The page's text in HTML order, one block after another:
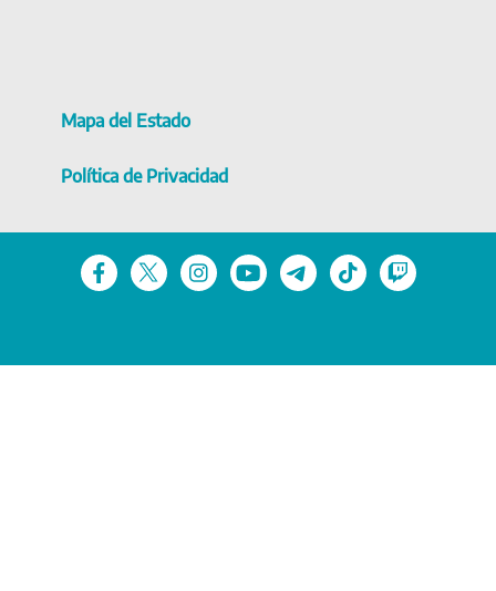
Mapa del Estado
Política de Privacidad